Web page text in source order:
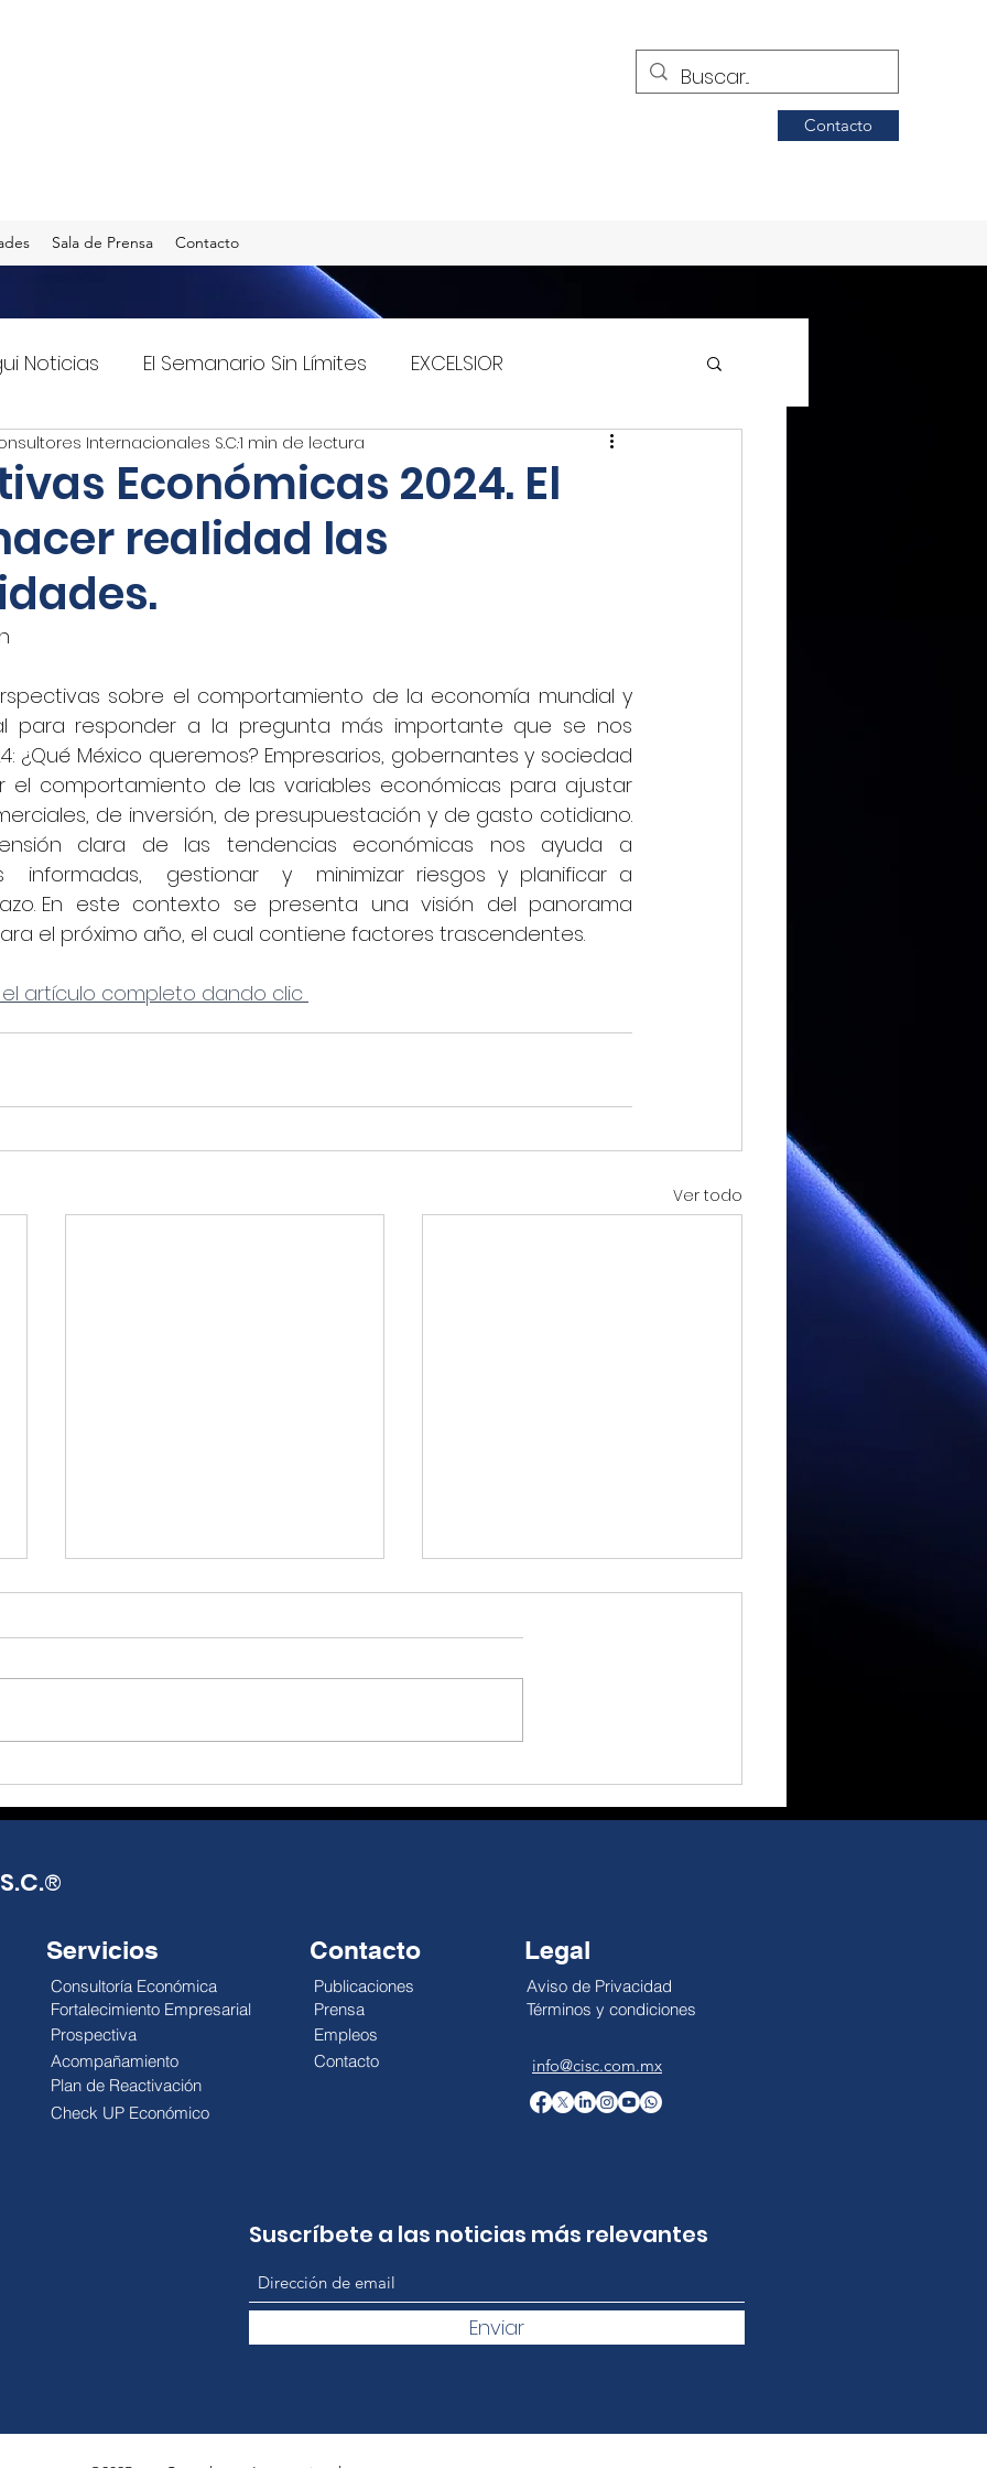
Contacto
Sala de Prensa Contacto
Noticias El Semanario Sin Límites EXCELSIOR
Imagen Radio 90.5 F.M. INFO TRANSPORTES Siglo de Torreón
- Audio CNN Español Nino Canún
Shafaqna El Sol de Puebla EL FINANCIERO
CDMX Imagen closeup.mx Azteca Digital
11Noticias Lado B
Económicas 2024. El
realidad las
Internacionales S.C.1 min de lectura
sobre el comportamiento de la economía mundial y
para responder a la pregunta más importante que se nos
¿Qué México queremos? Empresarios, gobernantes y sociedad
el comportamiento de las variables económicas para ajustar
de inversión, de presupuestación y de gasto cotidiano.
clara  de  las  tendencias  económicas  nos  ayuda  a
informadas,  gestionar  y  minimizar riesgos y planificar a
En  este  contexto  se  presenta  una  visión  del  panorama
el próximo año, el cual contiene factores trascendentes.
artículo completo dando clic
Ver todo
El dilema de la FED ante
Julio Alejandro Millán La Fed
tasas, porque la inflación
sigue alta y los riesgos de
El T-MEC, más que un
Julio Alejandro Millán A treinta
(sea en formato TLCAN o T-
MEC), México ha confirmado
®
Servicios
Consultoría Económica
Fortalecimiento Empresarial
Prospectiva
Acompañamiento
Plan de Reactivación
Contacto
Publicaciones
Prensa
Legal
Aviso de Privacidad
Términos y condiciones
Empleos
Contacto
Check UP Económico
info@cisc.com.mx
Suscríbete a las noticias más relevantes
Enviar